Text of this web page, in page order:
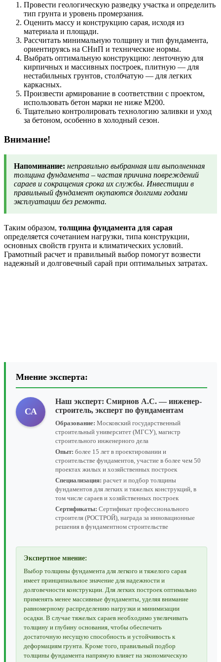
Провести геологическую разведку участка и определить
тип грунта и уровень промерзания.
Оценить массу и конструкцию сарая, исходя из
материала и площади.
Рассчитать минимальную толщину и тип фундамента,
ориентируясь на СНиП и технические нормы.
Выбрать оптимальную конструкцию: ленточную для
кирпичных и массивных построек, плитную — для
нестабильных грунтов, столбчатую — для легких
каркасных.
Произвести армирование в соответствии с проектом,
использовать бетон марки не ниже М200.
Тщательно контролировать технологию заливки и уход
за бетоном, особенно в холодный сезон.
Внимание!
Напоминание: неправильно выбранная или выполненная
толщина фундамента – частая причина повреждений
сараев и сокращения срока их службы. Инвестиции в
правильный фундамент окупаются долгими годами
эксплуатации без ремонта.
Таким образом, толщина фундамента для сарая
определяется сочетанием нагрузки, типа конструкции,
основных свойств грунта и климатических условий.
Грамотный расчет и правильный выбор помогут возвести
надежный и долговечный сарай при оптимальных затратах.
Мнение эксперта:
СА
Наш эксперт: Смирнов А.С. — инженер-
строитель, эксперт по фундаментам
Образование: Московский государственный
строительный университет (МГСУ), магистр
строительного инженерного дела
Опыт: более 15 лет в проектировании и
строительстве фундаментов, участие в более чем 50
проектах жилых и хозяйственных построек
Специализация: расчет и подбор толщины
фундаментов для легких и тяжелых конструкций, в
том числе сараев и хозяйственных построек
Сертификаты: Сертификат профессионального
строителя (РОСТРОЙ), награда за инновационные
решения в фундаментном строительстве
Экспертное мнение:
Выбор толщины фундамента для легкого и тяжелого сарая
имеет принципиальное значение для надежности и
долговечности конструкции. Для легких построек оптимально
применять менее массивные фундаменты, уделяя внимание
равномерному распределению нагрузки и минимизации
осадки. В случае тяжелых сараев необходимо увеличивать
толщину и глубину основания, чтобы обеспечить
достаточную несущую способность и устойчивость к
деформациям грунта. Кроме того, правильный подбор
толщины фундамента напрямую влияет на экономическую